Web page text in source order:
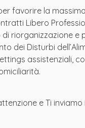
favorire la
Libero
di riorganizzazione
dei Disturbi
assistenziali,
e Ti